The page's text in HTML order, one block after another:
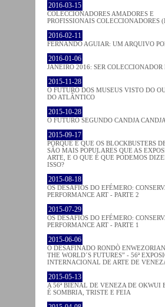
2016-03-15
COLECCIONADORES AMADORES E
PROFISSIONAIS COLECCIONADORES
2016-02-11
FERNANDO AGUIAR: UM ARQUIVO
2016-01-06
JANEIRO 2016: SER COLECCIONADOR
2015-11-28
O FUTURO DOS MUSEUS VISTO DO
DO ATLÂNTICO
2015-10-28
O FUTURO SEGUNDO CANDJA CANDJA
2015-09-17
PORQUE É QUE OS BLOCKBUSTERS
SÃO MAIS POPULARES QUE AS
ARTE, E O QUE É QUE PODEMOS
ISSO?
2015-08-18
OS DESAFIOS DO EFÉMERO:
PERFORMANCE ART - PARTE 2
2015-07-29
OS DESAFIOS DO EFÉMERO:
PERFORMANCE ART - PARTE 1
2015-06-06
O DESAFINADO RONDÒ
THE WORLD´S FUTURES” - 56ª
INTERNACIONAL DE ARTE DE
2015-05-13
A 56ª BIENAL DE VENEZA DE OKWUI
É SOMBRIA, TRISTE E FEIA